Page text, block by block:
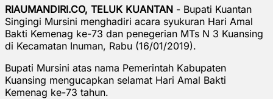
RIAUMANDIRI.CO, TELUK KUANTAN - Bupati Kuantan
Singingi Mursini menghadiri acara syukuran Hari Amal
Bakti Kemenag ke-73 dan penegerian MTs N 3 Kuansing
di Kecamatan Inuman, Rabu (16/01/2019).
Bupati Mursini atas nama Pemerintah Kabupaten
Kuansing mengucapkan selamat Hari Amal Bakti
Kemenag ke-73 tahun.